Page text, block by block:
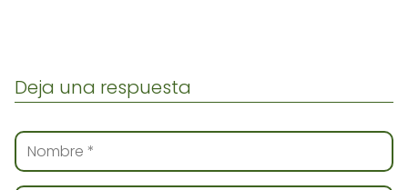
Deja una respuesta